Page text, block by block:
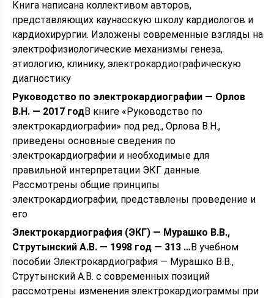
Книга написана коллективом авторов,
представляющих каунасскую школу кардиологов и
кардиохирургии. Изложены современные взгляды на
электрофизиологические механизмы генеза,
этиологию, клинику, электрокардиографическую
диагностику
Руководство по электрокардиографии — Орлов
В.Н. — 2017 годВ книге «Руководство по
электрокардиографии» под ред., Орлова В.Н.,
приведены основные сведения по
электрокардиографии и необходимые для
правильной интерпретации ЭКГ данные.
Рассмотрены общие принципы
электрокардиографии, представлены проведение и
его
Электрокардиография (ЭКГ) — Мурашко В.В.,
Струтынский А.В. — 1998 год — 313 …В учебном
пособии Электрокардиография — Мурашко В.В.,
Струтынский А.В. с современных позиций
рассмотрены изменения электрокардиограммы при